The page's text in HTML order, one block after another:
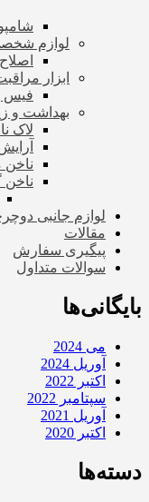
لوازم
ابزار
فیس
بهداشت و
لاک
ناخن
لوازم جانبی
مقالات
پیگیری سفارش
سوالات متداول
بایگانی‌ها
می 2024
آوریل 2024
اکتبر 2022
سپتامبر 2022
آوریل 2021
اکتبر 2020
دسته‌ها